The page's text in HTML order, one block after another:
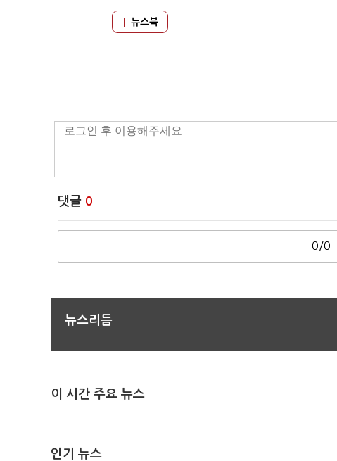
뉴스북
댓글 0
0/0
뉴스리듬
이 시간 주요 뉴스
인기 뉴스